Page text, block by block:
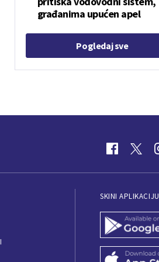
građanima upućen apel
Pogledaj sve
SKINI APLIKACIJU